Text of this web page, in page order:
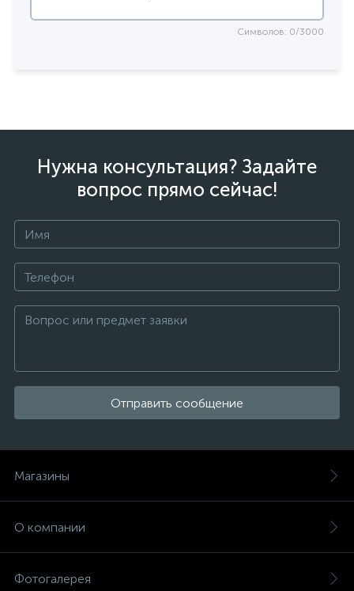
Символов: 0/3000
Нужна консультация? Задайте
вопрос прямо сейчас!
Отправить сообщение
Магазины
О компании
Фотогалерея